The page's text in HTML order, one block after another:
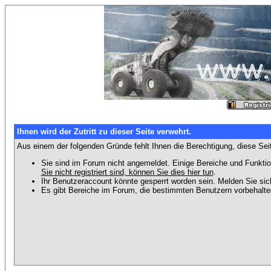
Ihnen wird der Zutritt zu dieser Seite verwehrt.
Aus einem der folgenden Gründe fehlt Ihnen die Berechtigung, diese
Sie sind im Forum nicht angemeldet. Einige Bereiche und
Sie nicht registriert sind, können Sie dies hier tun.
Ihr Benutzeraccount könnte gesperrt worden sein. Melden Sie
Es gibt Bereiche im Forum, die bestimmten Benutzern